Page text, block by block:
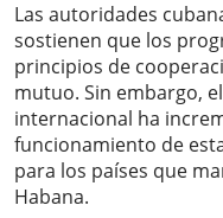
Las autoridades
sostienen que los
principios de
mutuo. Sin embargo,
internacional ha
funcionamiento de
para los países que
Habana.